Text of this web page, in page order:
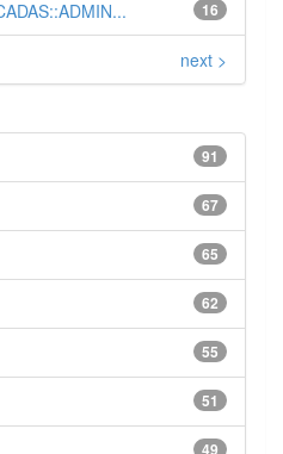
16
next >
91
67
65
62
55
51
49